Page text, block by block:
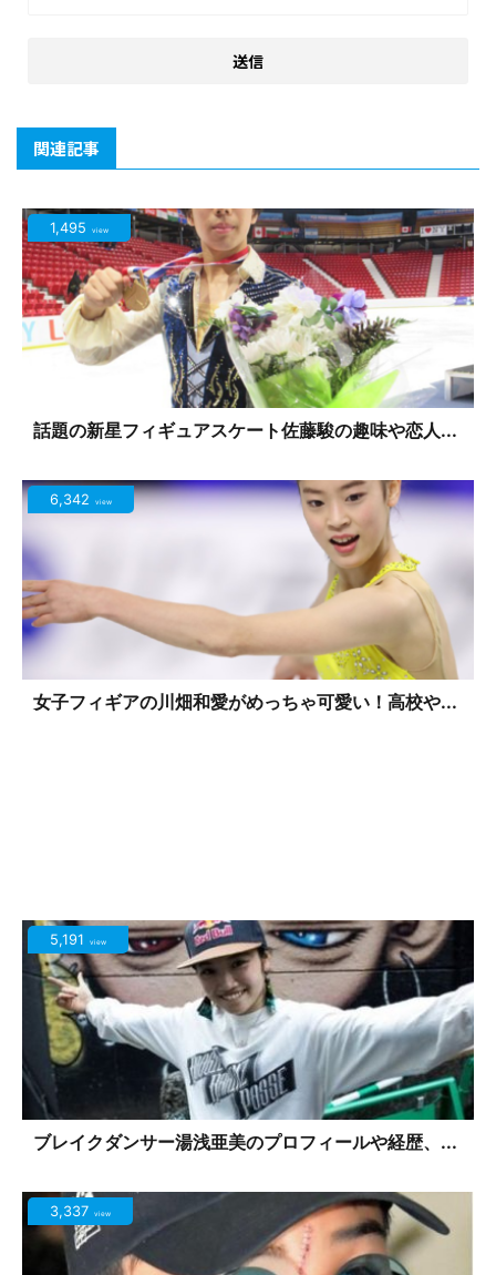
関連記事
1,495 view
話題の新星フィギュアスケート佐藤駿の趣味や恋人...
6,342 view
女子フィギアの川畑和愛がめっちゃ可愛い！高校や...
5,191 view
ブレイクダンサー湯浅亜美のプロフィールや経歴、...
3,337 view